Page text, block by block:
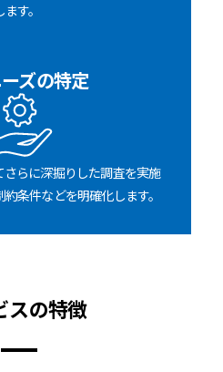
す。
ズの特定
らに深掘りした調査を実施
条件などを明確化します。
スの特徴